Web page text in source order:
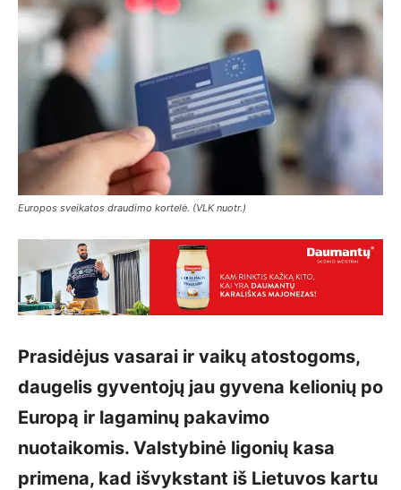
Europos sveikatos draudimo kortelė. (VLK nuotr.)
Prasidėjus vasarai ir vaikų atostogoms,
daugelis gyventojų jau gyvena kelionių po
Europą ir lagaminų pakavimo
nuotaikomis. Valstybinė ligonių kasa
primena, kad išvykstant iš Lietuvos kartu